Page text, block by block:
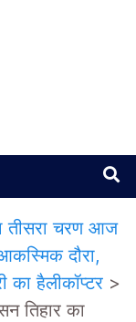
तीसरा चरण आज
दौरा,
का हैलीकॉप्टर >
तिहार का